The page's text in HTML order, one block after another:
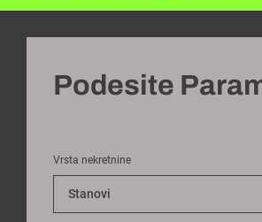
Podesite
Vrsta nekretnine